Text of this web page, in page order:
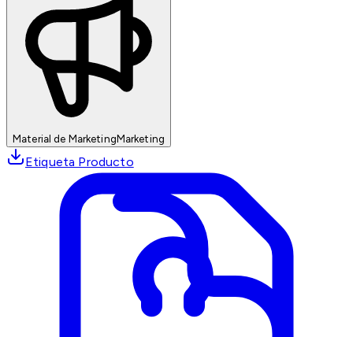
Material de MarketingMarketing
Etiqueta Producto